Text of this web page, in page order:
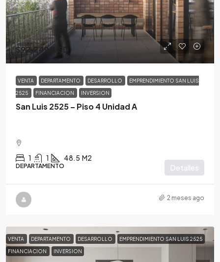
$92,249/USD
VENTA DEPARTAMENTO DESARROLLO EMPRENDIMIENTO SAN LUIS
2525 FINANCIACION INVERSION
San Luis 2525 – Piso 4 Unidad A
1 1 48.5 M2
DEPARTAMENTO Detalles
2 meses ago
VENTA DEPARTAMENTO DESARROLLO EMPRENDIMIENTO SAN LUIS 2525
FINANCIACION INVERSION